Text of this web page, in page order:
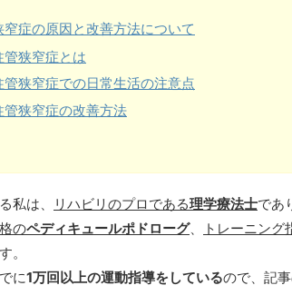
窄症の原因と改善方法について
管狭窄症とは
管狭窄症での日常生活の注意点
管狭窄症の改善方法
私は、 リハビリのプロである理学療法士であ
のペディキュールポドローグ、 トレーニング
。
に1万回以上の運動指導をしているので、記